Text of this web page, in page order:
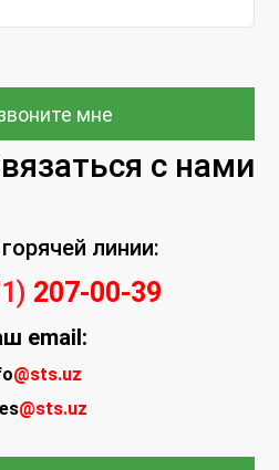
мне
с нами
линии:
207-00-39
email:
@sts.uz
@sts.uz